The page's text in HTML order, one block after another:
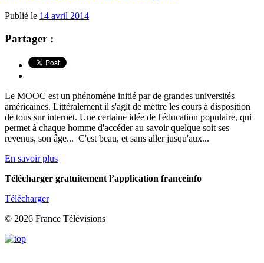
Publié le 14 avril 2014
Partager :
Le MOOC est un phénomène initié par de grandes universités
américaines. Littéralement il s'agit de mettre les cours à disposition
de tous sur internet. Une certaine idée de l'éducation populaire, qui
permet à chaque homme d'accéder au savoir quelque soit ses
revenus, son âge... C'est beau, et sans aller jusqu'aux...
En savoir plus
Télécharger gratuitement l’application franceinfo
Télécharger
© 2026 France Télévisions